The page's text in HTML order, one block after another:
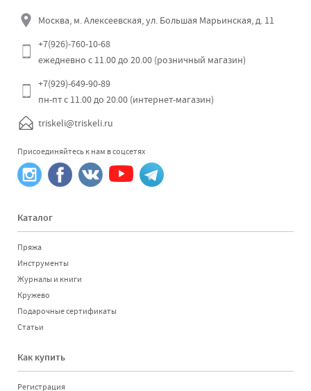
Отправить
Москва, м. Алексеевская, ул. Большая Марьинская, д. 11
+7(926)-760-10-68
ежедневно с 11.00 до 20.00 (розничный магазин)
+7(929)-649-90-89
пн-пт с 11.00 до 20.00 (интернет-магазин)
triskeli@triskeli.ru
Присоединяйтесь к нам в соцсетях
Каталог
Пряжа
Инструменты
Журналы и книги
Кружево
Подарочные сертификаты
Статьи
Как купить
Регистрация